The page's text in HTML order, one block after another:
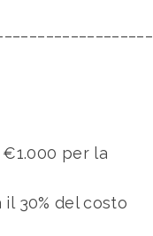
per la
30% del costo